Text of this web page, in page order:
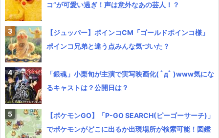
コ”が可愛い過ぎ！声は意外なあの芸人！？
【ジュッパー】ポインコCM「ゴールドポインコ様」
ポインコ兄弟と違う点みんな気づいた？
「銀魂」小栗旬が主演で実写映画化( ﾟдﾟ )www気にな
るキャストは？公開日は？
【ポケモンGO】「P-GO SEARCH(ピーゴーサーチ)」
でポケモンがどこに出るか出現場所が検索可能！図鑑